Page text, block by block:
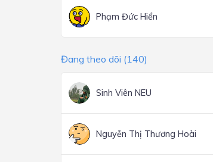
Phạm Đức Hiển
Đang theo dõi (140)
Sinh Viên NEU
Nguyễn Thị Thương Hoài